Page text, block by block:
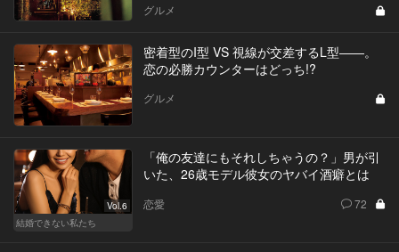
グルメ
密着型のI型 VS 視線が交差するL型――。
恋の必勝カウンターはどっち!?
グルメ
Vol.6
結婚できない私たち
「俺の友達にもそれしちゃうの？」男が引
いた、26歳モデル彼女のヤバイ酒癖とは
恋愛 72